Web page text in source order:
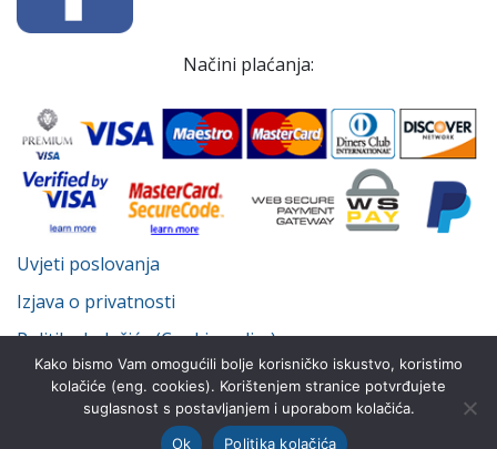
Načini plaćanja:
Uvjeti poslovanja
Izjava o privatnosti
Politika kolačića (Cookie policy)
© Despot Infinitus d.o.o. 2022.-2026. Sva prava pridržana.
Kako bismo Vam omogućili bolje korisničko iskustvo, koristimo
kolačiće (eng. cookies). Korištenjem stranice potvrđujete
suglasnost s postavljanjem i uporabom kolačića.
Ok
Politika kolačića